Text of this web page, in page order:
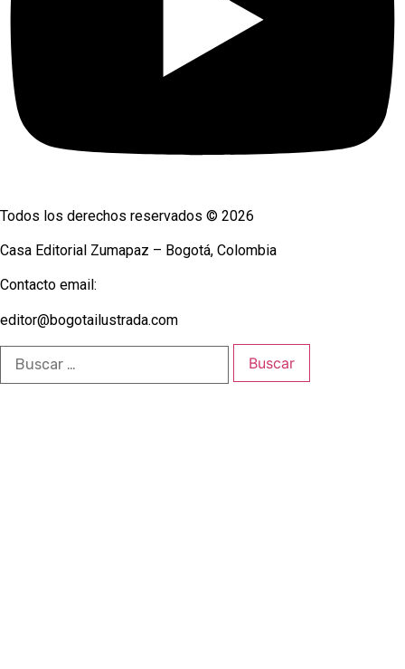
Todos los derechos reservados © 2026
Casa Editorial Zumapaz – Bogotá, Colombia
Contacto email:
editor@bogotailustrada.com
Buscar: